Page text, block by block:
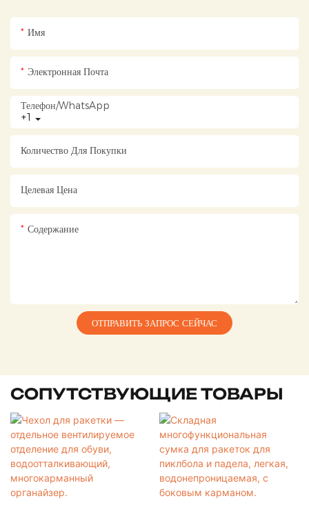
Имя
Электронная Почта
+1
Телефон/WhatsApp
Количество Для Покупки
Целевая Цена
Содержание
ОТПРАВИТЬ ЗАПРОС СЕЙЧАС
СОПУТСТВУЮЩИЕ ТОВАРЫ